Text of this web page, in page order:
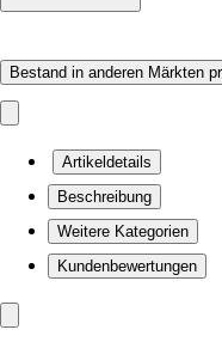
Bestand in anderen Märkten
Artikeldetails
Beschreibung
Weitere Kategorien
Kundenbewertungen